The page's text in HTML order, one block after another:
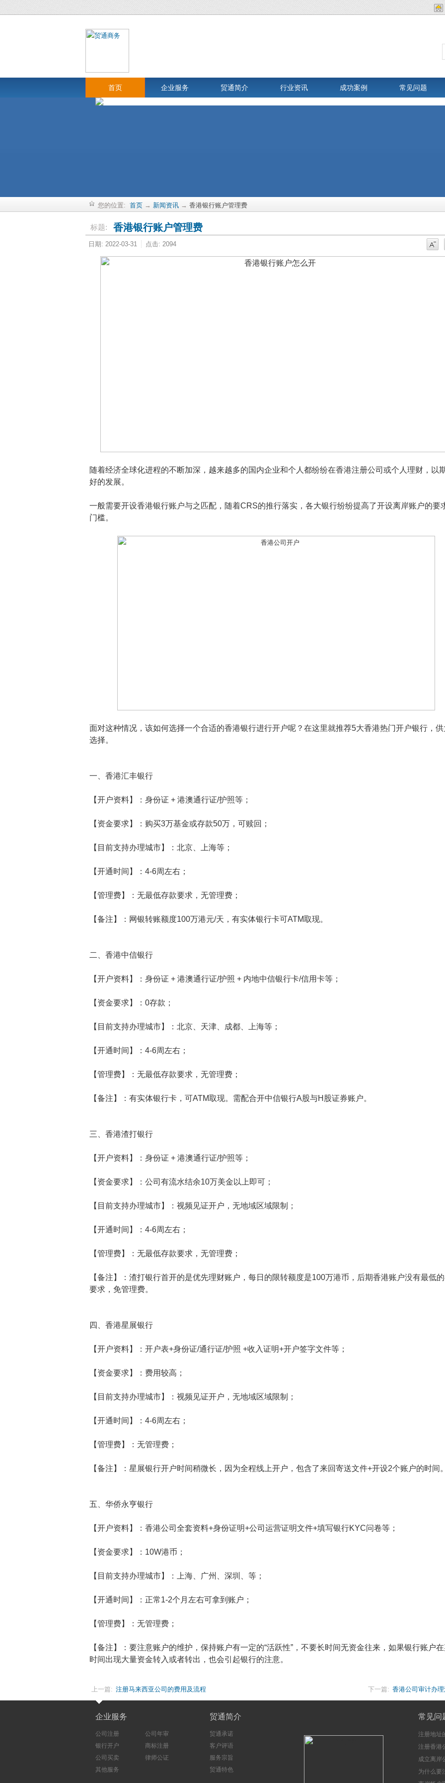
首页 企业服务 贸通简介 行业资讯 成功案例 常见问题
您的位置: 首页 → 新闻资讯 → 香港银行账户管理费
标题: 香港银行账户管理费
日期: 2022-03-31 点击: 2094
随着经济全球化进程的不断加深，越来越多的国内企业和个人都纷纷在香港注册公司或个人理财，以
好的发展。
一般需要开设香港银行账户与之匹配，随着CRS的推行落实，各大银行纷纷提高了开设离岸账户的要
门槛。
面对这种情况，该如何选择一个合适的香港银行进行开户呢？在这里就推荐5大香港热门开户银行，
选择。
一、香港汇丰银行
【开户资料】：身份证 + 港澳通行证/护照等；
【资金要求】：购买3万基金或存款50万，可赎回；
【目前支持办理城市】：北京、上海等；
【开通时间】：4-6周左右；
【管理费】：无最低存款要求，无管理费；
【备注】：网银转账额度100万港元/天，有实体银行卡可ATM取现。
二、香港中信银行
【开户资料】：身份证 + 港澳通行证/护照 + 内地中信银行卡/信用卡等；
【资金要求】：0存款；
【目前支持办理城市】：北京、天津、成都、上海等；
【开通时间】：4-6周左右；
【管理费】：无最低存款要求，无管理费；
【备注】：有实体银行卡，可ATM取现。需配合开中信银行A股与H股证券账户。
三、香港渣打银行
【开户资料】：身份证 + 港澳通行证/护照等；
【资金要求】：公司有流水结余10万美金以上即可；
【目前支持办理城市】：视频见证开户，无地域区域限制；
【开通时间】：4-6周左右；
【管理费】：无最低存款要求，无管理费；
【备注】：渣打银行首开的是优先理财账户，每日的限转额度是100万港币，后期香港账户没有最低
要求，免管理费。
四、香港星展银行
【开户资料】：开户表+身份证/通行证/护照 +收入证明+开户签字文件等；
【资金要求】：费用较高；
【目前支持办理城市】：视频见证开户，无地域区域限制；
【开通时间】：4-6周左右；
【管理费】：无管理费；
【备注】：星展银行开户时间稍微长，因为全程线上开户，包含了来回寄送文件+开设2个账户的时间
五、华侨永亨银行
【开户资料】：香港公司全套资料+身份证明+公司运营证明文件+填写银行KYC问卷等；
【资金要求】：10W港币；
【目前支持办理城市】：上海、广州、深圳、等；
【开通时间】：正常1-2个月左右可拿到账户；
【管理费】：无管理费；
【备注】：要注意账户的维护，保持账户有一定的“活跃性”，不要长时间无资金往来，如果银行账户
时间出现大量资金转入或者转出，也会引起银行的注意。
上一篇: 注册马来西亚公司的费用及流程 下一篇: 香港公司审计办
企业服务
公司注册
公司年审
银行开户
商标注册
公司买卖
律师公证
其他服务
贸通简介
贸通承诺
客户评语
服务宗旨
贸通特色
常见问
注册地址
注册香港
成立离岸
注意事项
为什么要